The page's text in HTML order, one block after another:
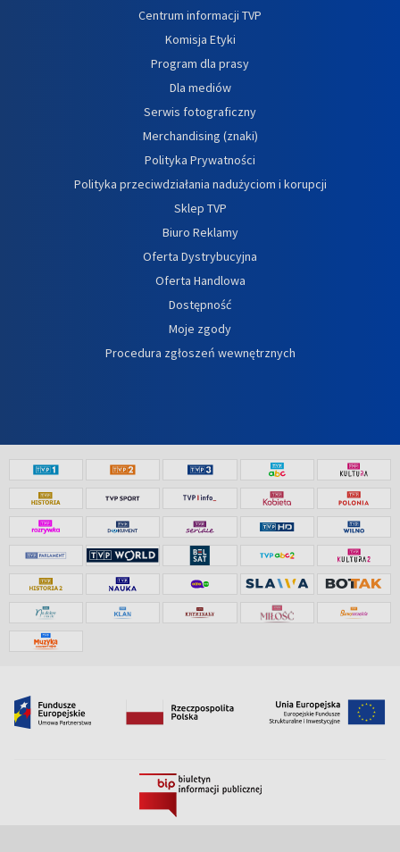
Centrum informacji TVP
Komisja Etyki
Program dla prasy
Dla mediów
Serwis fotograficzny
Merchandising (znaki)
Polityka Prywatności
Polityka przeciwdziałania nadużyciom i korupcji
Sklep TVP
Biuro Reklamy
Oferta Dystrybucyjna
Oferta Handlowa
Dostępność
Moje zgody
Procedura zgłoszeń wewnętrznych